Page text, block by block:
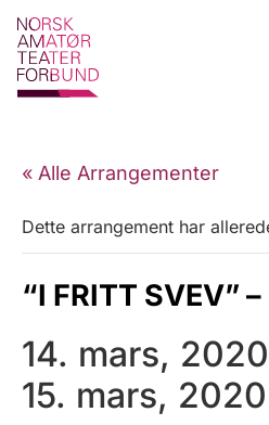
« Alle Arrangementer
Dette arrangement har
“I FRITT SVEV” –
14. mars,
15. mars,